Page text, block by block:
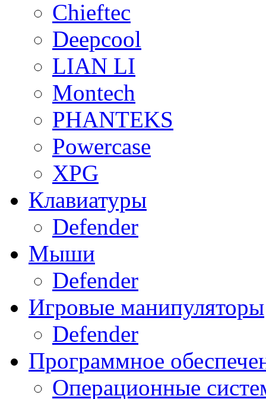
Chieftec
Deepcool
LIAN LI
Montech
PHANTEKS
Powercase
XPG
Клавиатуры
Defender
Мыши
Defender
Игровые манипуляторы
Defender
Программное
Операционные